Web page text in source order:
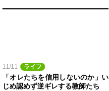
11/11 ライフ
「オレたちを信用しないのか」い
じめ認めず逆ギレする教師たち